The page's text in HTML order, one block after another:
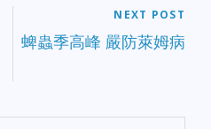
NEXT POST
蜱蟲季高峰 嚴防萊姆病